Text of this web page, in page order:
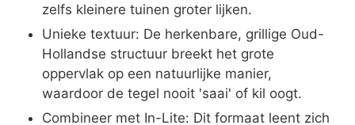
zelfs kleinere tuinen groter lijken.
Unieke textuur: De herkenbare, grillige Oud-
Hollandse structuur breekt het grote
oppervlak op een natuurlijke manier,
waardoor de tegel nooit 'saai' of kil oogt.
Combineer met In-Lite: Dit formaat leent zich